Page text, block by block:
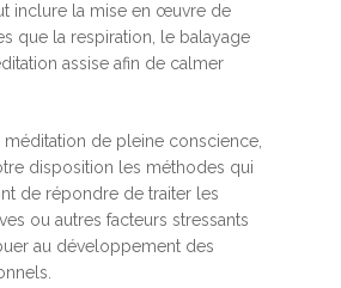
inclure la mise en œuvre de
que la respiration, le balayage
assise afin de calmer
méditation de pleine conscience,
disposition les méthodes qui
de répondre de traiter les
ou autres facteurs stressants
au développement des